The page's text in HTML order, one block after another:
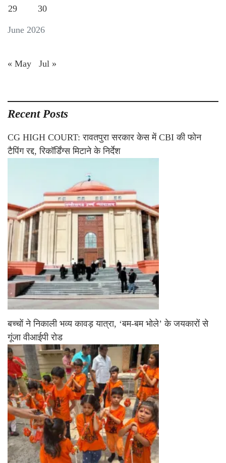
June 2026
29
30
« May Jul »
Recent Posts
CG HIGH COURT: रावतपुरा सरकार केस में CBI की फोन
टैपिंग रद्द, रिकॉर्डिंग्स मिटाने के निर्देश
बच्चों ने निकाली भव्य कावड़ यात्रा, ‘बम-बम भोले’ के जयकारों से
गूंजा वीआईपी रोड